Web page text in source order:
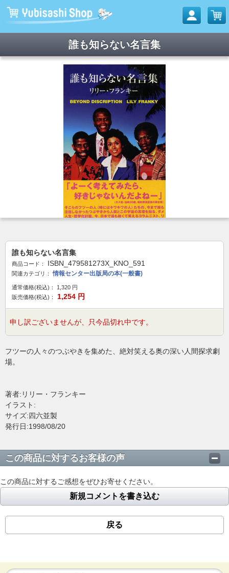
誰も知らない名言集
誰も知らない名言集
商品コード： ISBN_479581273X_KNO_591
関連カテゴリ： 情報センター出版局の本(一般書)
通常価格(税込)： 1,320 円
販売価格(税込)：
1,254 円
申し訳ございませんが、只今品切れ中です。
フツーの人々のつぶやきを集めた、絶対笑える奥の深い人間探求劇
場。
著者:リリー・フランキー
イラスト:
サイズ:四六並製
発行日:1998/08/20
この商品に対するお客様の声
この商品に対するご感想をぜひお寄せください。
新規コメントを書き込む
戻る